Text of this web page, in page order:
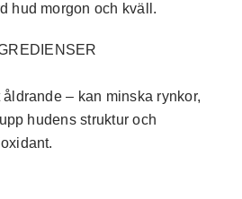
hud morgon och kväll.
– kan minska rynkor,
hudens struktur och